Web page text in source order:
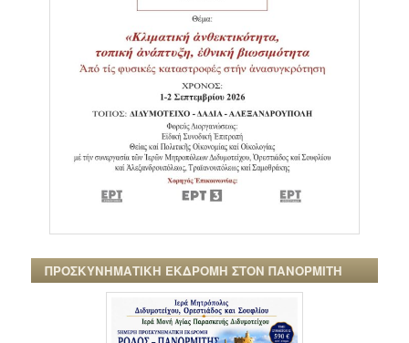
ΠΡΟΣΚΥΝΗΜΑΤΙΚΗ ΕΚΔΡΟΜΗ ΣΤΟΝ ΠΑΝΟΡΜΙΤΗ